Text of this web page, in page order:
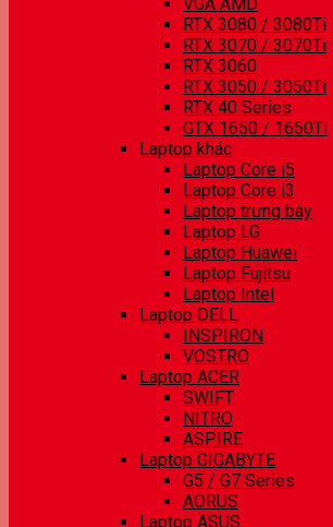
RTX 3080 / 3080Ti
RTX 3070 / 3070Ti
RTX 3060
RTX 3050 / 3050Ti
RTX 40 Series
GTX 1650 / 1650Ti
Laptop khác
Laptop Core i5
Laptop Core i3
Laptop trưng bày
Laptop LG
Laptop Huawei
Laptop Fujitsu
Laptop Intel
Laptop DELL
INSPIRON
VOSTRO
Laptop ACER
SWIFT
NITRO
ASPIRE
Laptop GIGABYTE
G5 / G7 Series
AORUS
Laptop ASUS